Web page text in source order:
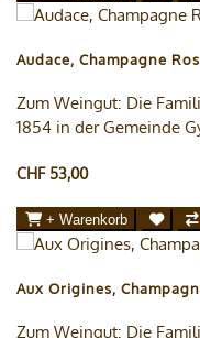
Audace, Champagne
Zum Weingut: Die
1854 in der Gemeinde
CHF 53,00
+ Warenkorb
Aux Origines,
Zum Weingut: Die